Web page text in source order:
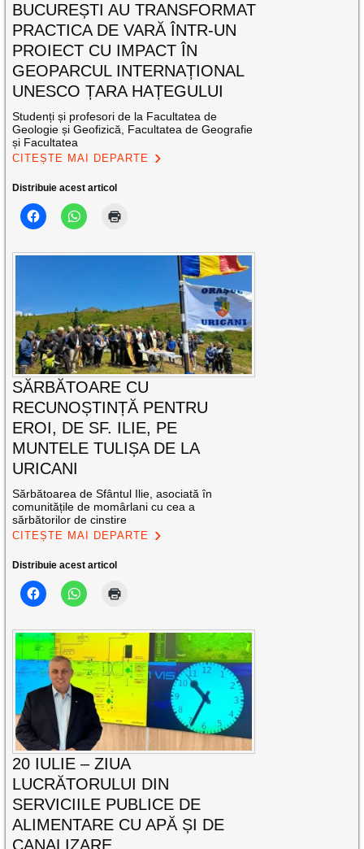
BUCUREȘTI AU TRANSFORMAT
PRACTICA DE VARĂ ÎNTR-UN
PROIECT CU IMPACT ÎN
GEOPARCUL INTERNAȚIONAL
UNESCO ȚARA HAȚEGULUI
Studenți și profesori de la Facultatea de
Geologie și Geofizică, Facultatea de Geografie
și Facultatea
CITEȘTE MAI DEPARTE
Distribuie acest articol
SĂRBĂTOARE CU
RECUNOȘTINȚĂ PENTRU
EROI, DE SF. ILIE, PE
MUNTELE TULIȘA DE LA
URICANI
Sărbătoarea de Sfântul Ilie, asociată în
comunitățile de momârlani cu cea a
sărbătorilor de cinstire
CITEȘTE MAI DEPARTE
Distribuie acest articol
20 IULIE – ZIUA
LUCRĂTORULUI DIN
SERVICIILE PUBLICE DE
ALIMENTARE CU APĂ ȘI DE
CANALIZARE